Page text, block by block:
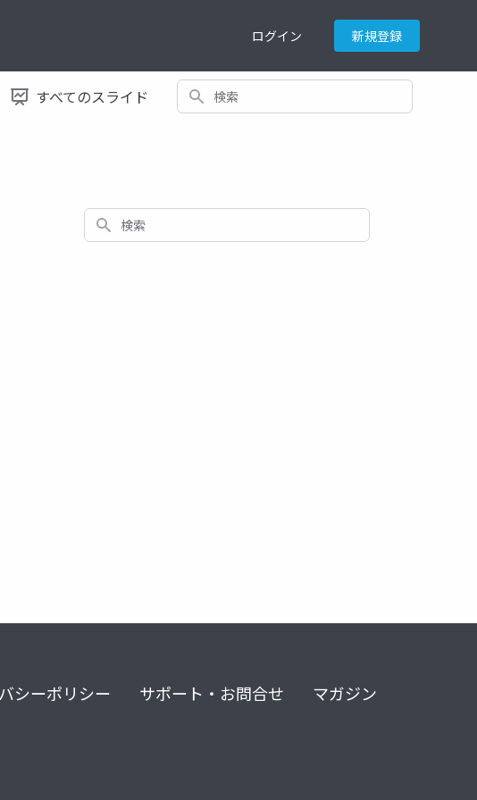
ログイン 新規登録
すべてのスライド 検索
検索
シーポリシー サポート・お問合せ マガジン